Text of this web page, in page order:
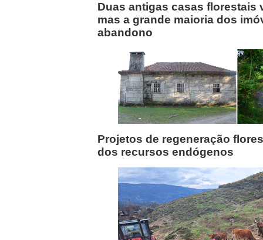
Duas antigas casas florestais
mas a grande maioria dos
abandono
Projetos de regeneração
dos recursos endógenos